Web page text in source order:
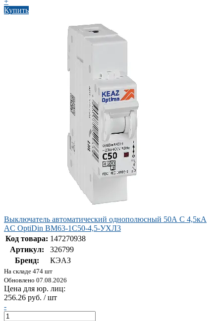
Купить
Выключатель автоматический однополюсный 50А C 4,5кА
AC OptiDin BM63-1C50-4,5-УХЛ3
Код товара: 147270938
Артикул:
326799
Бренд:
КЭАЗ
На складе 474 шт
Обновлено 07.08.2026
Цена для юр. лиц:
256.26 руб. / шт
-